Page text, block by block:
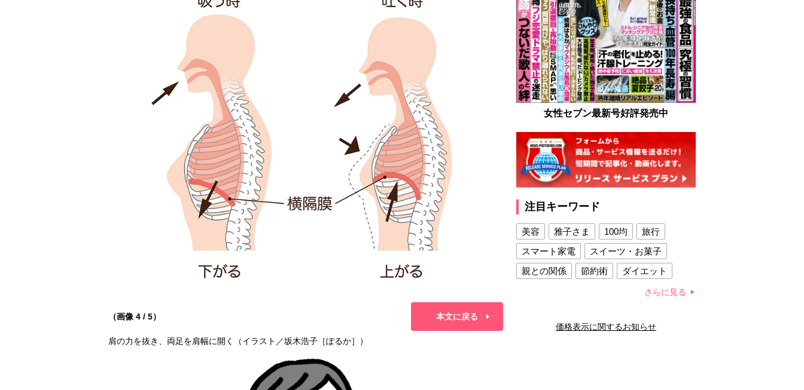
（画像 4 / 5） 本文に戻る
肩の力を抜き、両足を肩幅に開く（イラスト／坂木浩子［ぽるか］）
女性セブン最新号好評発売中
注目キーワード
美容 雅子さま 100均
旅行
スマート家電
スイーツ・お菓子
親との関係
節約術
ダイエット
夫との関係
新津春子 どか食い
さらに見る
価格表示に関するお知らせ